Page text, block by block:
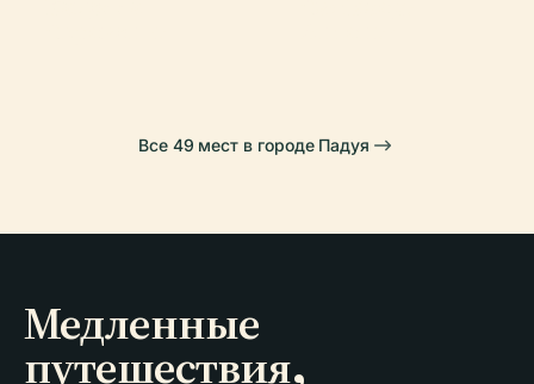
Все 49 мест в городе Падуя
Медленные
путешествия,